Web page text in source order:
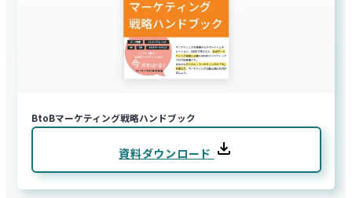
BtoBマーケティング戦略ハンドブック
資料ダウンロード